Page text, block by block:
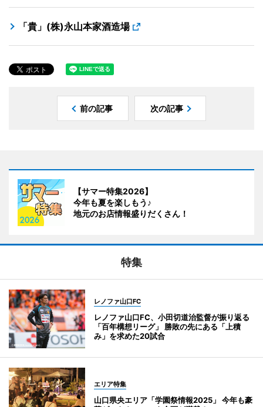
「貴」(株)永山本家酒造場
前の記事 次の記事
【サマー特集2026】
今年も夏を楽しもう♪
地元のお店情報盛りだくさん！
特集
レノファ山口FC
レノファ山口FC、小田切道治監督が振り返る
「百年構想リーグ」 勝敗の先にある「上積
み」を求めた20試合
エリア特集
山口県央エリア「学園祭情報2025」 今年も豪